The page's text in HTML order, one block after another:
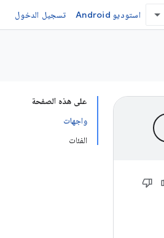
استوديو Android تسجيل الدخول
على هذه الصفحة
واجهات
الفئات